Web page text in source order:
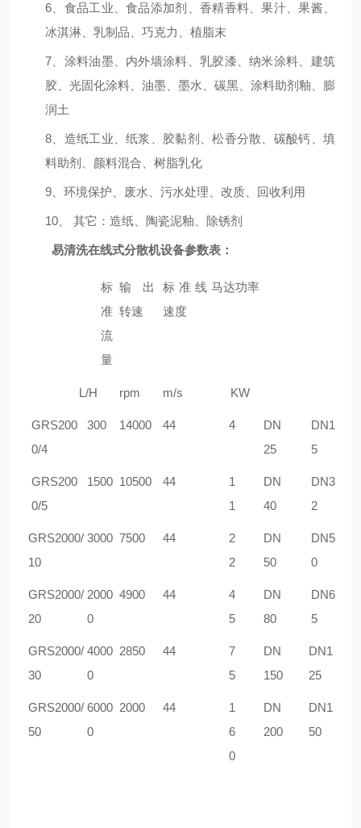
6、食品工业、食品添加剂、香精香料、果汁、果酱、
冰淇淋、乳制品、巧克力、植脂末
7、涂料油墨、内外墙涂料、乳胶漆、纳米涂料、建筑
胶、光固化涂料、油墨、墨水、碳黑、涂料助剂釉、膨
润土
8、造纸工业、纸浆、胶黏剂、松香分散、碳酸钙、填
料助剂、颜料混合、树脂乳化
9、环境保护、废水、污水处理、改质、回收利用
10、 其它：造纸、陶瓷泥釉、除锈剂
易清洗在线式分散机设备参数表：
标
准
流
量
输出
转速
标准线
速度
马达功率
L/H rpm m/s KW
GRS200
0/4
300 14000 44 4
DN
25
DN1
5
GRS200
0/5
1500 10500 44
1
1
DN
40
DN3
2
GRS2000/
10
3000 7500 44
2
2
DN
50
DN5
0
GRS2000/
20
2000
0
4900 44
4
5
DN
80
DN6
5
GRS2000/
30
4000
0
2850 44
7
5
DN
150
DN1
25
GRS2000/
50
6000
0
2000 44
1
6
0
DN
200
DN1
50